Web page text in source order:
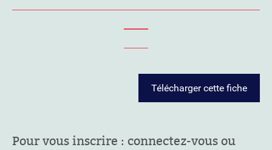
Télécharger cette fiche
Pour vous inscrire : connectez-vous ou